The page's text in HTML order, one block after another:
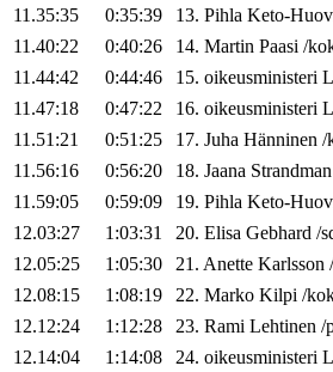
11.35:35
0:35:39 13. Pihla Keto-
11.40:22
0:40:26 14. Martin Paasi /
11.44:42
0:44:46 15. oikeusministeri
11.47:18
0:47:22 16. oikeusministeri
11.51:21
0:51:25 17. Juha Hänninen /
11.56:16
0:56:20 18. Jaana Strandman
11.59:05
0:59:09 19. Pihla Keto-
12.03:27
1:03:31 20. Elisa Gebhard /
12.05:25
1:05:30 21. Anette Karlsson /
12.08:15
1:08:19 22. Marko Kilpi /
12.12:24
1:12:28 23. Rami Lehtinen /
12.14:04
1:14:08 24. oikeusministeri